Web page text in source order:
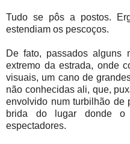
Tudo se pôs a postos.
estendiam os pescoços.
De fato, passados alguns
extremo da estrada, onde
visuais, um cano de
não conhecidas ali, que,
envolvido num turbilhão de
brida do lugar donde o
espectadores.